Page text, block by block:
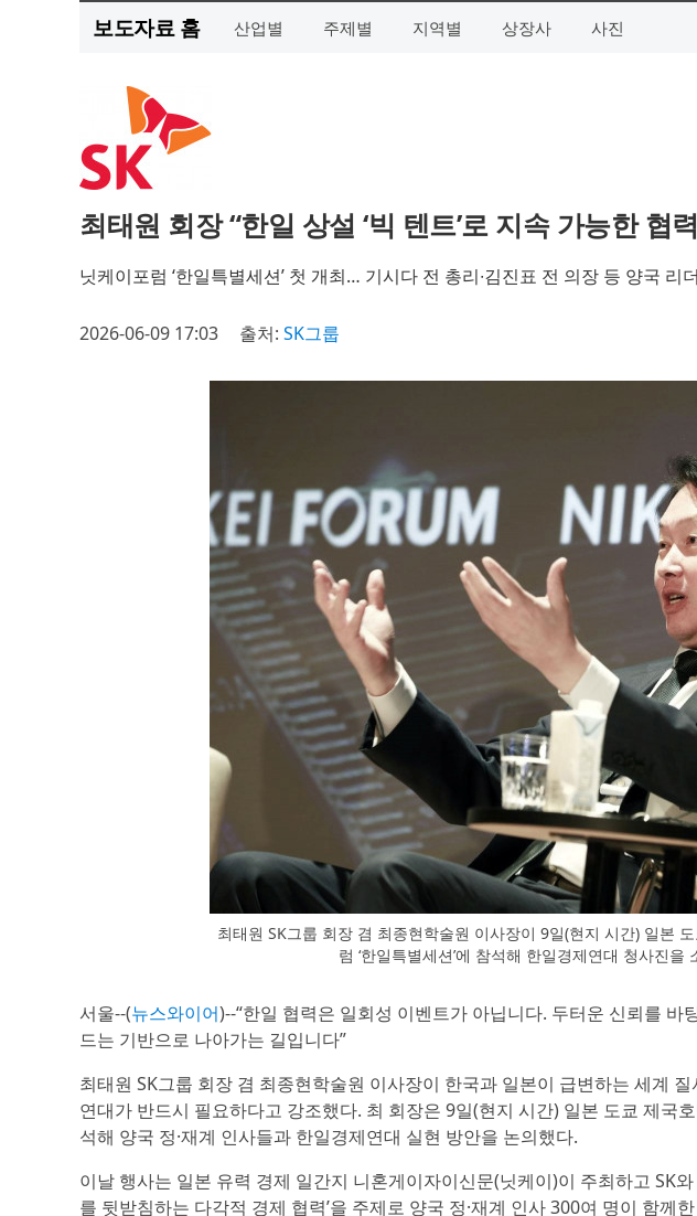
보도자료 홈 산업별 주제별 지역별 상장사 사진
최태원 회장 “한일 상설 ‘빅 텐트’로 지속 가능한 협
닛케이포럼 ‘한일특별세션’ 첫 개최… 기시다 전 총리∙김진표 전 의장 등 양국 리
2026-06-09 17:03 출처: SK그룹
최태원 SK그룹 회장 겸 최종현학술원 이사장이 9일(현지 시간) 일본
럼 ‘한일특별세션’에 참석해 한일경제연대 청사진을
서울--(뉴스와이어)--“한일 협력은 일회성 이벤트가 아닙니다. 두터운 신뢰를
드는 기반으로 나아가는 길입니다”
최태원 SK그룹 회장 겸 최종현학술원 이사장이 한국과 일본이 급변하는 세계
연대가 반드시 필요하다고 강조했다. 최 회장은 9일(현지 시간) 일본 도쿄 제국
석해 양국 정·재계 인사들과 한일경제연대 실현 방안을 논의했다.
이날 행사는 일본 유력 경제 일간지 니혼게이자이신문(닛케이)이 주최하고 SK
를 뒷받침하는 다각적 경제 협력’을 주제로 양국 정·재계 인사 300여 명이 함께